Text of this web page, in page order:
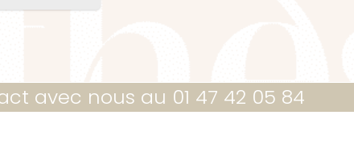
avec nous au 01 47 42 05 84